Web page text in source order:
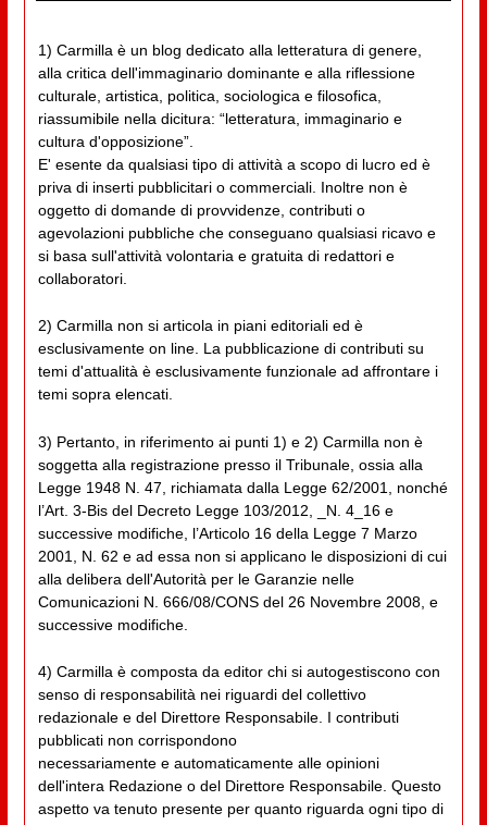
1) Carmilla è un blog dedicato alla letteratura di genere,
alla critica dell'immaginario dominante e alla riflessione
culturale, artistica, politica, sociologica e filosofica,
riassumibile nella dicitura: “letteratura, immaginario e
cultura d'opposizione”.
E' esente da qualsiasi tipo di attività a scopo di lucro ed è
priva di inserti pubblicitari o commerciali. Inoltre non è
oggetto di domande di provvidenze, contributi o
agevolazioni pubbliche che conseguano qualsiasi ricavo e
si basa sull'attività volontaria e gratuita di redattori e
collaboratori.
2) Carmilla non si articola in piani editoriali ed è
esclusivamente on line. La pubblicazione di contributi su
temi d'attualità è esclusivamente funzionale ad affrontare i
temi sopra elencati.
3) Pertanto, in riferimento ai punti 1) e 2) Carmilla non è
soggetta alla registrazione presso il Tribunale, ossia alla
Legge 1948 N. 47, richiamata dalla Legge 62/2001, nonché
l’Art. 3-Bis del Decreto Legge 103/2012, _N. 4_16 e
successive modifiche, l’Articolo 16 della Legge 7 Marzo
2001, N. 62 e ad essa non si applicano le disposizioni di cui
alla delibera dell'Autorità per le Garanzie nelle
Comunicazioni N. 666/08/CONS del 26 Novembre 2008, e
successive modifiche.
4) Carmilla è composta da editor chi si autogestiscono con
senso di responsabilità nei riguardi del collettivo
redazionale e del Direttore Responsabile. I contributi
pubblicati non corrispondono
necessariamente e automaticamente alle opinioni
dell'intera Redazione o del Direttore Responsabile. Questo
aspetto va tenuto presente per quanto riguarda ogni tipo di